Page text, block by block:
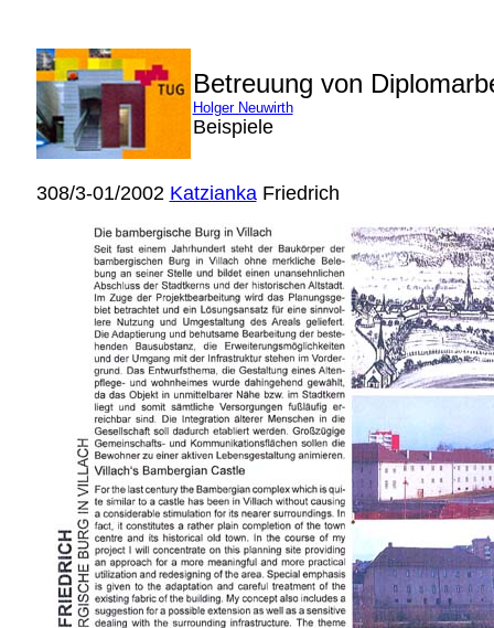
Betreuung von
Holger Neuwirth
Beispiele
308/3-01/2002 KatziankaFriedrich